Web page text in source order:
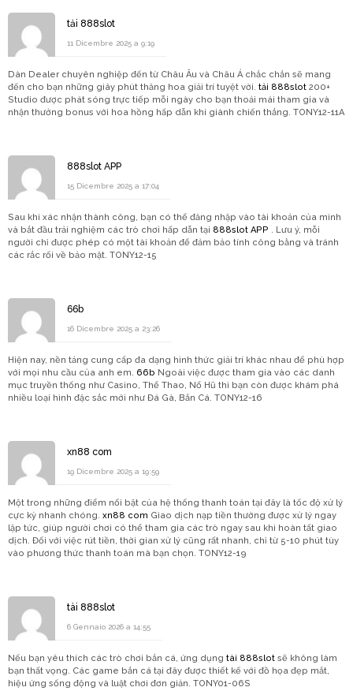
tải 888slot
11 Dicembre 2025 a 9:19
Dàn Dealer chuyên nghiệp đến từ Châu Âu và Châu Á chắc chắn sẽ mang
đến cho bạn những giây phút thăng hoa giải trí tuyệt vời. tải 888slot 200+
Studio được phát sóng trực tiếp mỗi ngày cho bạn thoải mái tham gia và
nhận thưởng bonus với hoa hồng hấp dẫn khi giành chiến thắng. TONY12-11A
888slot APP
15 Dicembre 2025 a 17:04
Sau khi xác nhận thành công, bạn có thể đăng nhập vào tài khoản của mình
và bắt đầu trải nghiệm các trò chơi hấp dẫn tại 888slot APP . Lưu ý, mỗi
người chỉ được phép có một tài khoản để đảm bảo tính công bằng và tránh
các rắc rối về bảo mật. TONY12-15
66b
16 Dicembre 2025 a 23:26
Hiện nay, nền tảng cung cấp đa dạng hình thức giải trí khác nhau để phù hợp
với mọi nhu cầu của anh em. 66b Ngoài việc được tham gia vào các danh
mục truyền thống như Casino, Thể Thao, Nổ Hũ thì bạn còn được khám phá
nhiều loại hình đặc sắc mới như Đá Gà, Bắn Cá. TONY12-16
xn88 com
19 Dicembre 2025 a 19:59
Một trong những điểm nổi bật của hệ thống thanh toán tại đây là tốc độ xử lý
cực kỳ nhanh chóng. xn88 com Giao dịch nạp tiền thường được xử lý ngay
lập tức, giúp người chơi có thể tham gia các trò ngay sau khi hoàn tất giao
dịch. Đối với việc rút tiền, thời gian xử lý cũng rất nhanh, chỉ từ 5-10 phút tùy
vào phương thức thanh toán mà bạn chọn. TONY12-19
tài 888slot
6 Gennaio 2026 a 14:55
Nếu bạn yêu thích các trò chơi bắn cá, ứng dụng tài 888slot sẽ không làm
bạn thất vọng. Các game bắn cá tại đây được thiết kế với đồ họa đẹp mắt,
hiệu ứng sống động và luật chơi đơn giản. TONY01-06S